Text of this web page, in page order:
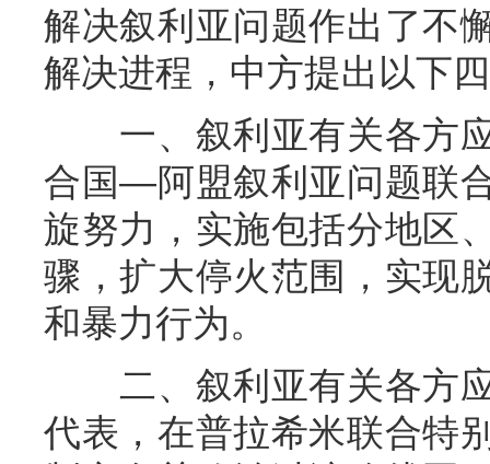
解决叙利亚问题作出了不
解决进程，中方提出以下
一、叙利亚有关各方应
合国—阿盟叙利亚问题联
旋努力，实施包括分地区
骤，扩大停火范围，实现
和暴力行为。
二、叙利亚有关各方应
代表，在普拉希米联合特